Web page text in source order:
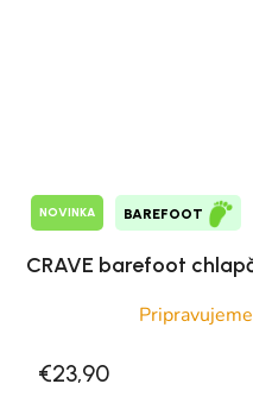
NOVINKA BAREFOOT
CRAVE barefoot
Pripravujeme
€23,90